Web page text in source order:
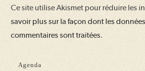
(facultatif)
Ce site utilise Akismet pour réduire les
savoir plus sur la façon dont les
commentaires sont traitées.
Agenda